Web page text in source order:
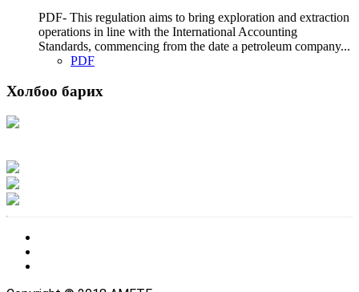
PDF- This regulation aims to bring exploration and extraction
operations in line with the International Accounting
Standards, commencing from the date a petroleum company...
PDF
Холбоо барих